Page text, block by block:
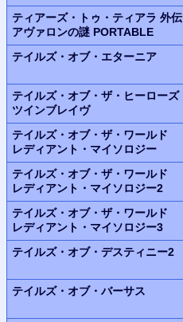
ティアーズ・トゥ・ティアラ 外伝
アヴァロンの謎 PORTABLE
テイルズ・オブ・エターニア
テイルズ・オブ・ザ・ヒーローズ
ツインブレイヴ
テイルズ・オブ・ザ・ワールド
レディアント・マイソロジー
テイルズ・オブ・ザ・ワールド
レディアント・マイソロジー2
テイルズ・オブ・ザ・ワールド
レディアント・マイソロジー3
テイルズ・オブ・デスティニー2
テイルズ・オブ・バーサス